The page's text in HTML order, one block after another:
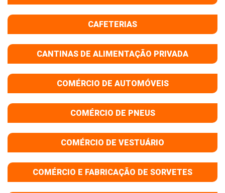
CAFETERIAS
CANTINAS DE ALIMENTAÇÃO PRIVADA
COMÉRCIO DE AUTOMÓVEIS
COMÉRCIO DE PNEUS
COMÉRCIO DE VESTUÁRIO
COMÉRCIO E FABRICAÇÃO DE SORVETES